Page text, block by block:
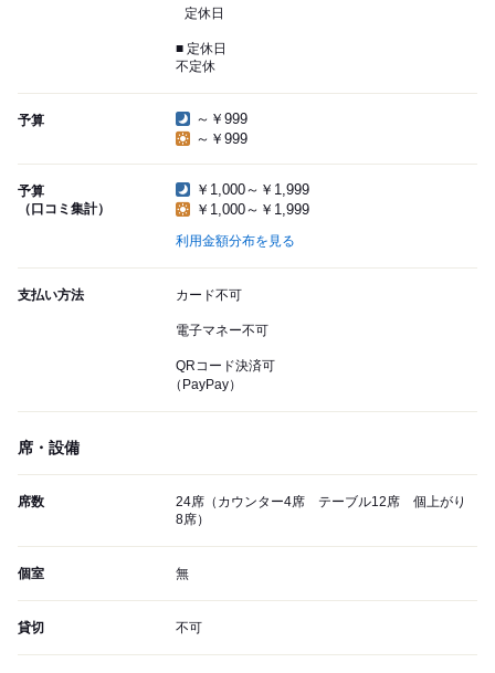
定休日
■ 定休日
不定休
予算
～￥999
～￥999
予算
（口コミ集計）
￥1,000～￥1,999
￥1,000～￥1,999
利用金額分布を見る
支払い方法 カード不可
電子マネー不可
QRコード決済可
（PayPay）
席・設備
席数
24席（カウンター4席 テーブル12席 個上がり
8席）
個室 無
貸切 不可